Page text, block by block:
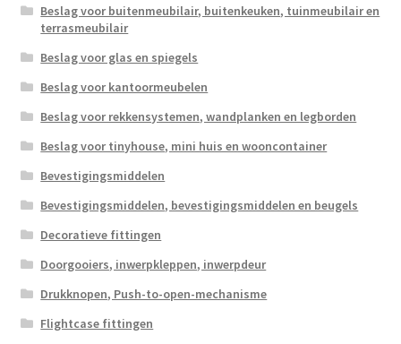
Beslag voor buitenmeubilair, buitenkeuken, tuinmeubilair en
terrasmeubilair
Beslag voor glas en spiegels
Beslag voor kantoormeubelen
Beslag voor rekkensystemen, wandplanken en legborden
Beslag voor tinyhouse, mini huis en wooncontainer
Bevestigingsmiddelen
Bevestigingsmiddelen, bevestigingsmiddelen en beugels
Decoratieve fittingen
Doorgooiers, inwerpkleppen, inwerpdeur
Drukknopen, Push-to-open-mechanisme
Flightcase fittingen